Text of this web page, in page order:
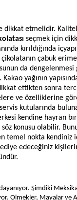
dikkat etmelidir.
seçmek için
kırıldığında
çabuk
da
yağının
ettikten sonra
ve özelliklerine
kutularında
kendine hayran
konusu olabilir.
temel nokta kendiniz
edeceğiniz
Şimdiki
Olmekler, Mayalar ve